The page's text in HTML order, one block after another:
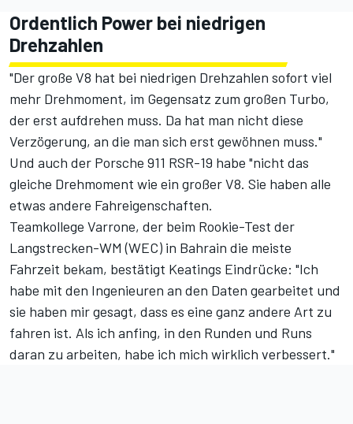
Ordentlich Power bei niedrigen
Drehzahlen
"Der große V8 hat bei niedrigen Drehzahlen sofort viel
mehr Drehmoment, im Gegensatz zum großen Turbo,
der erst aufdrehen muss. Da hat man nicht diese
Verzögerung, an die man sich erst gewöhnen muss."
Und auch der Porsche 911 RSR-19 habe "nicht das
gleiche Drehmoment wie ein großer V8. Sie haben alle
etwas andere Fahreigenschaften.
Teamkollege Varrone, der beim Rookie-Test der
Langstrecken-WM (WEC) in Bahrain die meiste
Fahrzeit bekam, bestätigt Keatings Eindrücke: "Ich
habe mit den Ingenieuren an den Daten gearbeitet und
sie haben mir gesagt, dass es eine ganz andere Art zu
fahren ist. Als ich anfing, in den Runden und Runs
daran zu arbeiten, habe ich mich wirklich verbessert."